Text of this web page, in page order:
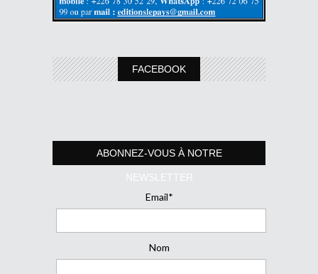
FACEBOOK
ABONNEZ-VOUS À NOTRE
NEWSLETTER
Email*
Nom